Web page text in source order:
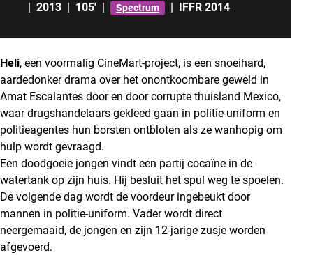
| 2013 | 105' | Spectrum | IFFR 2014
Heli, een voormalig CineMart-project, is een snoeihard,
aardedonker drama over het onontkoombare geweld in
Amat Escalantes door en door corrupte thuisland Mexico,
waar drugshandelaars gekleed gaan in politie-uniform en
politieagentes hun borsten ontbloten als ze wanhopig om
hulp wordt gevraagd.
Een doodgoeie jongen vindt een partij cocaïne in de
watertank op zijn huis. Hij besluit het spul weg te spoelen.
De volgende dag wordt de voordeur ingebeukt door
mannen in politie-uniform. Vader wordt direct
neergemaaid, de jongen en zijn 12-jarige zusje worden
afgevoerd.